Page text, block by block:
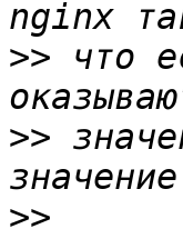
>> что
>>
>>